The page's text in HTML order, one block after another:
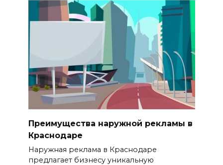
Преимущества наружной рекламы в
Краснодаре
Наружная реклама в Краснодаре
предлагает бизнесу уникальную